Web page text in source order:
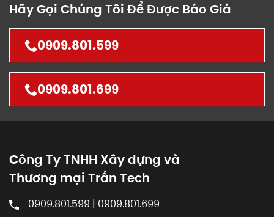
Hãy Gọi Chúng Tôi Để Được Báo Giá
0909.801.599
0909.801.699
Công Ty TNHH Xây dựng và
Thương mại Trần Tech
0909.801.599 | 0909.801.699